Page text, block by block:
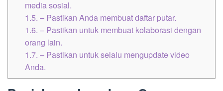
media sosial.
1.5. – Pastikan Anda membuat daftar putar.
1.6. – Pastikan untuk membuat kolaborasi dengan
orang lain.
1.7. – Pastikan untuk selalu mengupdate video
Anda.